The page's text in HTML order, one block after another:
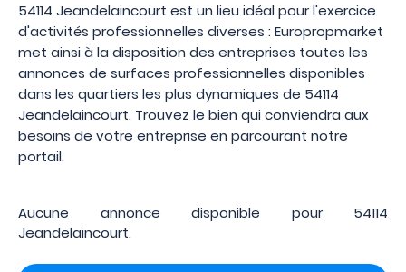
54114 Jeandelaincourt est un lieu idéal pour l'exercice
d'activités professionnelles diverses : Europropmarket
met ainsi à la disposition des entreprises toutes les
annonces de surfaces professionnelles disponibles
dans les quartiers les plus dynamiques de 54114
Jeandelaincourt. Trouvez le bien qui conviendra aux
besoins de votre entreprise en parcourant notre
portail.
Aucune annonce disponible pour 54114
Jeandelaincourt.